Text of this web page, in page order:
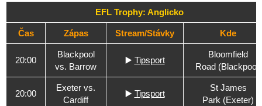
EFL Trophy: Anglicko
Čas Zápas Stream/Stávky Kde
20:00
Blackpool
vs. Barrow
▶️ Tipsport
Bloomfield
Road (Blackpool)
20:00
Exeter vs.
Cardiff
▶️ Tipsport
St James
Park (Exeter)